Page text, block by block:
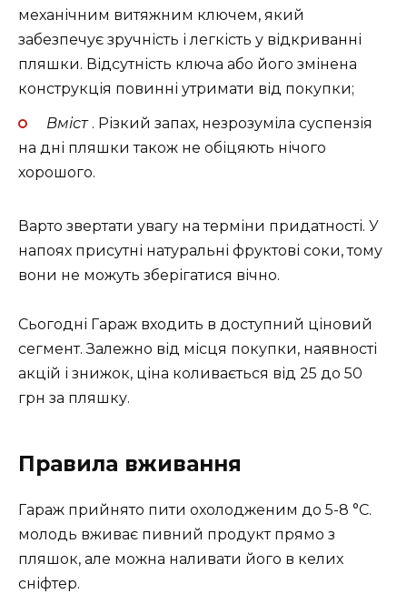
механічним витяжним ключем, який
забезпечує зручність і легкість у відкриванні
пляшки. Відсутність ключа або його змінена
конструкція повинні утримати від покупки;
Вміст. Різкий запах, незрозуміла суспензія
на дні пляшки також не обіцяють нічого
хорошого.
Варто звертати увагу на терміни придатності. У
напоях присутні натуральні фруктові соки, тому
вони не можуть зберігатися вічно.
Сьогодні Гараж входить в доступний ціновий
сегмент. Залежно від місця покупки, наявності
акцій і знижок, ціна коливається від 25 до 50
грн за пляшку.
Правила вживання
Гараж прийнято пити охолодженим до 5-8 °C.
молодь вживає пивний продукт прямо з
пляшок, але можна наливати його в келих
сніфтер.